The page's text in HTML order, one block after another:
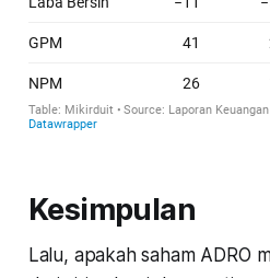
Kesimpulan
Lalu, apakah saham ADRO